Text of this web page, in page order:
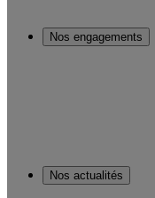
Nos engagements
Nos actualités